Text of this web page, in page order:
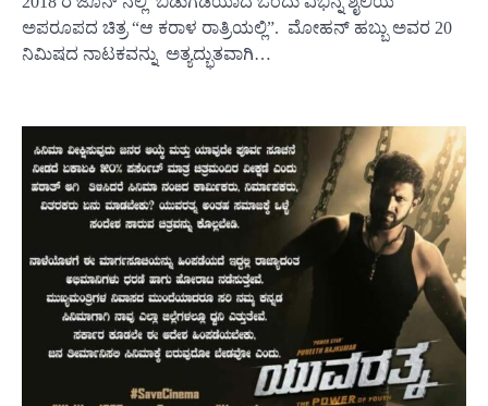
ಅಪರೂಪದ ಚಿತ್ರ “ಆ ಕರಾಳ ರಾತ್ರಿಯಲ್ಲಿ”. ಮೋಹನ್ ಹಬ್ಬು ಅವರ 20
ನಿಮಿಷದ ನಾಟಕವನ್ನು ಅತ್ಯದ್ಭುತವಾಗಿ…